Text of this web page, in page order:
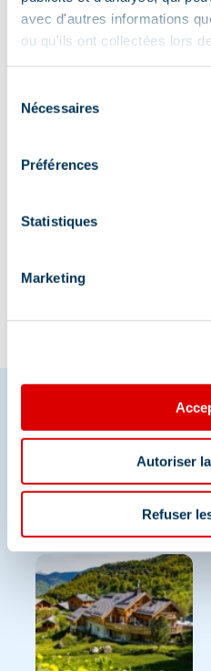
avec d'autres informations
ou qu'ils ont collectées lors
Nécessaires
Préférences
Statistiques
Marketing
Autoriser
Refuser
Partagez vos
Méribel
Et retrouvez-nous sur les